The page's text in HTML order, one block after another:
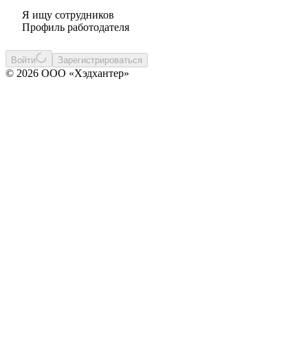
Я ищу сотрудников
Профиль работодателя
Войти Зарегистрироваться
© 2026 ООО «Хэдхантер»